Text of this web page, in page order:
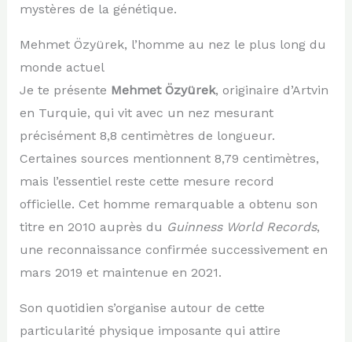
mystères de la génétique.
Mehmet Özyürek, l’homme au nez le plus long du
monde actuel
Je te présente Mehmet Özyürek, originaire d’Artvin
en Turquie, qui vit avec un nez mesurant
précisément 8,8 centimètres de longueur.
Certaines sources mentionnent 8,79 centimètres,
mais l’essentiel reste cette mesure record
officielle. Cet homme remarquable a obtenu son
titre en 2010 auprès du Guinness World Records,
une reconnaissance confirmée successivement en
mars 2019 et maintenue en 2021.
Son quotidien s’organise autour de cette
particularité physique imposante qui attire